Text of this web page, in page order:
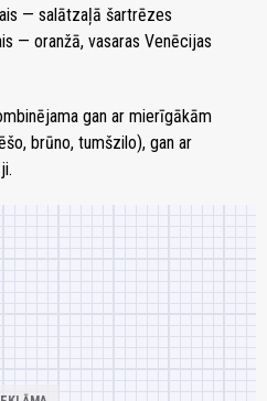
— salātzaļā šartrēzes
— oranžā, vasaras Venēcijas
gan ar mierīgākām
brūno, tumšzilo), gan ar